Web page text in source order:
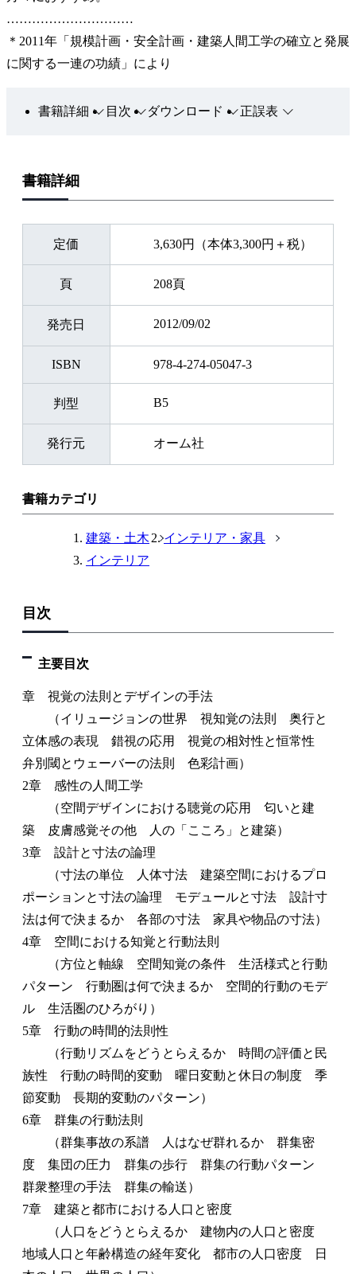
…………………………
＊2011年「規模計画・安全計画・建築人間工学の確立と発展
に関する一連の功績」により
書籍詳細 目次 ダウンロード 正誤表
書籍詳細
定価 3,630円（本体3,300円＋税）
頁 208頁
発売日 2012/09/02
ISBN 978-4-274-05047-3
判型 B5
発行元 オーム社
書籍カテゴリ
建築・土木
インテリア・家具
インテリア
目次
主要目次
章 視覚の法則とデザインの手法
（イリュージョンの世界 視知覚の法則 奥行と
立体感の表現 錯視の応用 視覚の相対性と恒常性
弁別閾とウェーバーの法則 色彩計画）
2章 感性の人間工学
（空間デザインにおける聴覚の応用 匂いと建
築 皮膚感覚その他 人の「こころ」と建築）
3章 設計と寸法の論理
（寸法の単位 人体寸法 建築空間におけるプロ
ポーションと寸法の論理 モデュールと寸法 設計寸
法は何で決まるか 各部の寸法 家具や物品の寸法）
4章 空間における知覚と行動法則
（方位と軸線 空間知覚の条件 生活様式と行動
パターン 行動圏は何で決まるか 空間的行動のモデ
ル 生活圏のひろがり）
5章 行動の時間的法則性
（行動リズムをどうとらえるか 時間の評価と民
族性 行動の時間的変動 曜日変動と休日の制度 季
節変動 長期的変動のパターン）
6章 群集の行動法則
（群集事故の系譜 人はなぜ群れるか 群集密
度 集団の圧力 群集の歩行 群集の行動パターン
群衆整理の手法 群集の輸送）
7章 建築と都市における人口と密度
（人口をどうとらえるか 建物内の人口と密度
地域人口と年齢構造の経年変化 都市の人口密度 日